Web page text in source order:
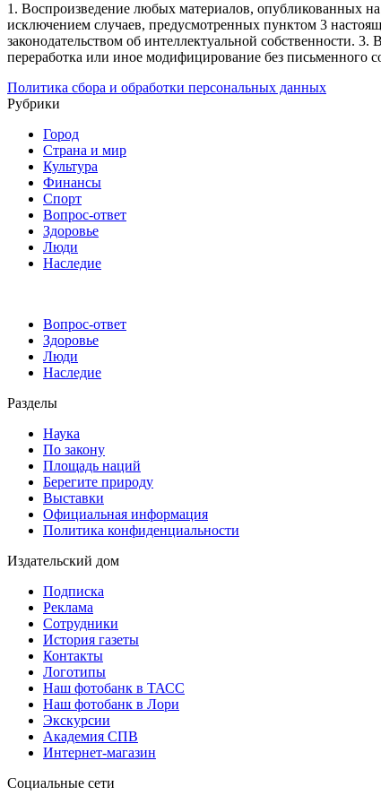
1. Воспроизведение любых материалов, опубликованных на
исключением случаев, предусмотренных пунктом 3
законодательством об интеллектуальной собственности. 3.
переработка или иное модифицирование без письменного
Политика сбора и обработки персональных данных
Рубрики
Город
Страна и мир
Культура
Финансы
Спорт
Вопрос-ответ
Здоровье
Люди
Наследие
Вопрос-ответ
Здоровье
Люди
Наследие
Разделы
Наука
По закону
Площадь наций
Берегите природу
Выставки
Официальная информация
Политика конфиденциальности
Издательский дом
Подписка
Реклама
Сотрудники
История газеты
Контакты
Логотипы
Наш фотобанк в ТАСС
Наш фотобанк в Лори
Экскурсии
Академия СПВ
Интернет-магазин
Социальные сети